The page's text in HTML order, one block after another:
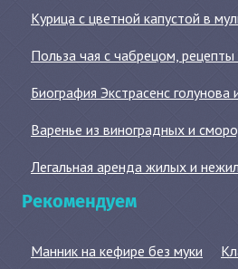
Курица с цветной капустой в
Польза чая с чабрецом,
Биография Экстрасенс голунова
Варенье из виноградных и
Легальная аренда жилых и
Рекомендуем
Манник на кефире без муки